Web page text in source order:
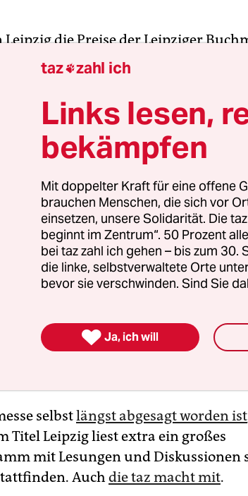
die Preise der Leipziger
Bellestristik wurde die Autorin
Auch die anderen
In der Kategorie Sachbuch/
wurde Timea Tankó
selbstlängst abgesagt worden ist
Titel Leipzig liest extra ein großes
mit Lesungen und Diskussionen
Auch die taz macht mit.
taz zahl ich
Links lesen,
bekämpfen
Mit doppelter Kraft für eine offene
brauchen Menschen, die sich vor
einsetzen, unsere Solidarität. Die
beginnt im Zentrum“. 50 Prozent
bei taz zahl ich gehen – bis zum
die linke, selbstverwaltete Orte
bevor sie verschwinden. Sind Sie
 Ja, ich will